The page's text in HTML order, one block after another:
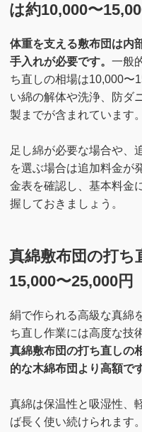
は約10,000〜
体重を支える敷布団は内
手入れが必要です。 一般
ち直しの相場は10,000〜
い綿の解体や洗浄、防ダ
製までが含まれています。
足し綿が必要な場合や、
を選ぶ場合は追加料金が
金表を確認し、基本料金
握しておきましょう。
真綿敷布団の打ち
15,000〜25,000円
絹で作られる高級な真綿
ち直し作業には高度な技
真綿敷布団の打ち直しの
的な木綿布団より高額です
真綿は保温性と吸湿性、
ば長く使い続けられます